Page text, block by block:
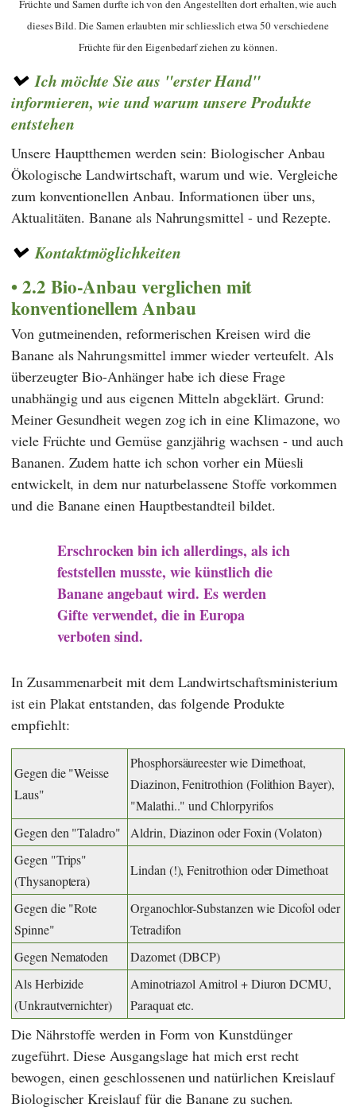
Früchte und Samen durfte ich von den Angestellten dort erhalten, wie auch
dieses Bild. Die Samen erlaubten mir schliesslich etwa 50 verschiedene
Früchte für den Eigenbedarf ziehen zu können.
Ich möchte Sie aus "erster Hand"
informieren, wie und warum unsere Produkte
entstehen
Unsere Hauptthemen werden sein: Biologischer Anbau
Ökologische Landwirtschaft, warum und wie. Vergleiche
zum konventionellen Anbau. Informationen über uns,
Aktualitäten. Banane als Nahrungsmittel - und Rezepte.
Kontaktmöglichkeiten
2.2 Bio-Anbau verglichen mit
konventionellem Anbau
Von gutmeinenden, reformerischen Kreisen wird die
Banane als Nahrungsmittel immer wieder verteufelt. Als
überzeugter Bio-Anhänger habe ich diese Frage
unabhängig und aus eigenen Mitteln abgeklärt. Grund:
Meiner Gesundheit wegen zog ich in eine Klimazone, wo
viele Früchte und Gemüse ganzjährig wachsen - und auch
Bananen. Zudem hatte ich schon vorher ein Müesli
entwickelt, in dem nur naturbelassene Stoffe vorkommen
und die Banane einen Hauptbestandteil bildet.
Erschrocken bin ich allerdings, als ich
feststellen musste, wie künstlich die
Banane angebaut wird. Es werden
Gifte verwendet, die in Europa
verboten sind.
In Zusammenarbeit mit dem Landwirtschaftsministerium
ist ein Plakat entstanden, das folgende Produkte
empfiehlt:
Gegen die "Weisse
Laus"
Phosphorsäureester wie Dimethoat,
Diazinon, Fenitrothion (Folithion Bayer),
"Malathi.." und Chlorpyrifos
Gegen den "Taladro"
Aldrin, Diazinon oder Foxin (Volaton)
Gegen "Trips"
(Thysanoptera)
Lindan (!), Fenitrothion oder Dimethoat
Gegen die "Rote
Spinne"
Organochlor-Substanzen wie Dicofol oder
Tetradifon
Gegen Nematoden
Dazomet (DBCP)
Als Herbizide
(Unkrautvernichter)
Aminotriazol Amitrol + Diuron DCMU,
Paraquat etc.
Die Nährstoffe werden in Form von Kunstdünger
zugeführt. Diese Ausgangslage hat mich erst recht
bewogen, einen geschlossenen und natürlichen Kreislauf
Biologischer Kreislauf für die Banane zu suchen.